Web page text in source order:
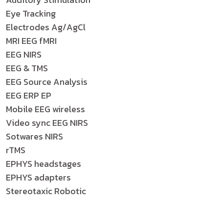
Eye Tracking
Electrodes Ag/AgCl
MRI EEG fMRI
EEG NIRS
EEG & TMS
EEG Source Analysis
EEG ERP EP
Mobile EEG wireless
Video sync EEG NIRS
Sotwares NIRS
rTMS
EPHYS headstages
EPHYS adapters
Stereotaxic Robotic